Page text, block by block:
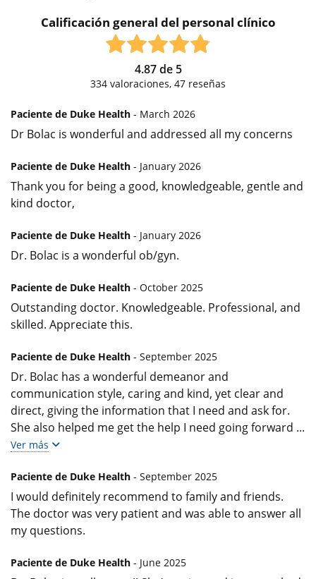
Calificación general del personal clínico
4.87de 5
334 valoraciones, 47 reseñas
Paciente de Duke Health - March 2026
Dr Bolac is wonderful and addressed all my concerns
Paciente de Duke Health - January 2026
Thank you for being a good, knowledgeable, gentle and
kind doctor,
Paciente de Duke Health - January 2026
Dr. Bolac is a wonderful ob/gyn.
Paciente de Duke Health - October 2025
Outstanding doctor. Knowledgeable. Professional, and
skilled. Appreciate this.
Paciente de Duke Health - September 2025
Dr. Bolac has a wonderful demeanor and
communication style, caring and kind, yet clear and
direct, giving the information that I need and ask for.
She also helped me get the help I need going forward ...
Ver más
Paciente de Duke Health - September 2025
I would definitely recommend to family and friends.
The doctor was very patient and was able to answer all
my questions.
Paciente de Duke Health - June 2025